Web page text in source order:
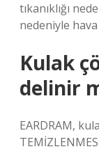
tıkanıklığı
nedeniyle
Kulak
delinir
EARDRAM,